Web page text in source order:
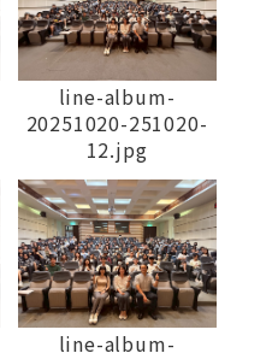
line-album-
20251020-251020-
12.jpg
line-album-